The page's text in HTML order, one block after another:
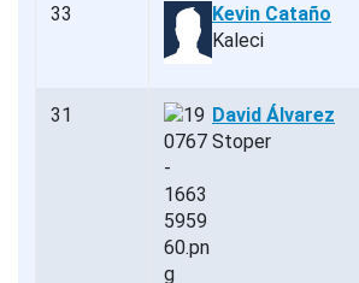
33
Kevin Cataño
Kaleci
31
David Álvarez
Stoper